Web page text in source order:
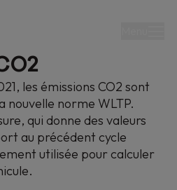
WLTP
les émissions CO2 sont
nouvelle norme WLTP.
qui donne des valeurs
au précédent cycle
utilisée pour calculer